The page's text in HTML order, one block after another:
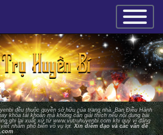
×
đều thuộc quyền sở hữu của trang nhà. Ban Ðiều Hành
khóa tài khoản mà không cần giải thích nếu nội dung bài
ghi lại xuất xứ từwww.vutruhuyenbi.comkhi quý vị đăng
nhằm phổ biến vô vụ lợi. Xin điểm đạo và các vấn đề